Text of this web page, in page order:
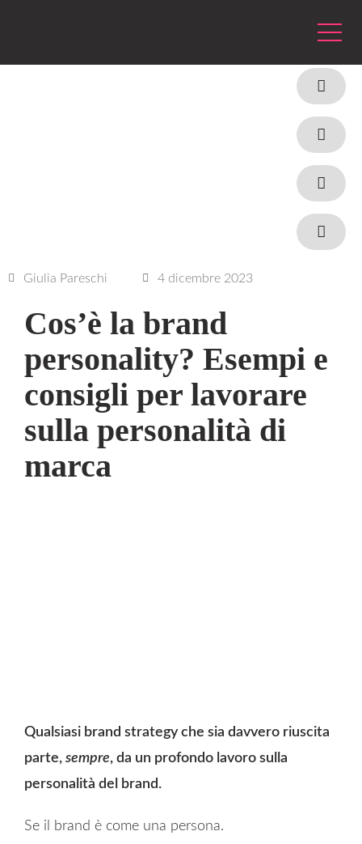
Giulia Pareschi 4 dicembre 2023
Cos’è la brand
personality? Esempi e
consigli per lavorare
sulla personalità di
marca
Qualsiasi brand strategy che sia davvero riuscita
parte, sempre, da un profondo lavoro sulla
personalità del brand.
Se il brand è come una persona.